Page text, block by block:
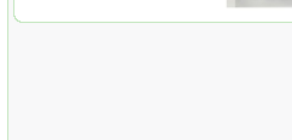
Tusz